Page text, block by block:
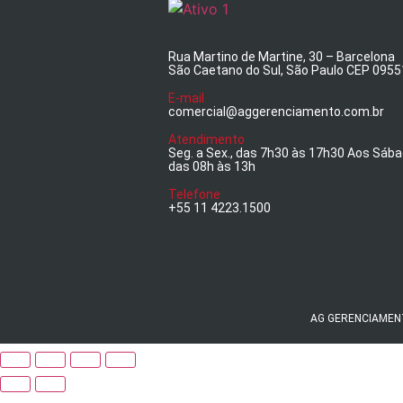
Rua Martino de Martine, 30 – Barcelona
São Caetano do Sul, São Paulo CEP
E-mail
comercial@aggerenciamento.com.br
Atendimento
Seg. a Sex., das 7h30 às 17h30 Aos
das 08h às 13h
Telefone
+55 11 4223.1500
AG